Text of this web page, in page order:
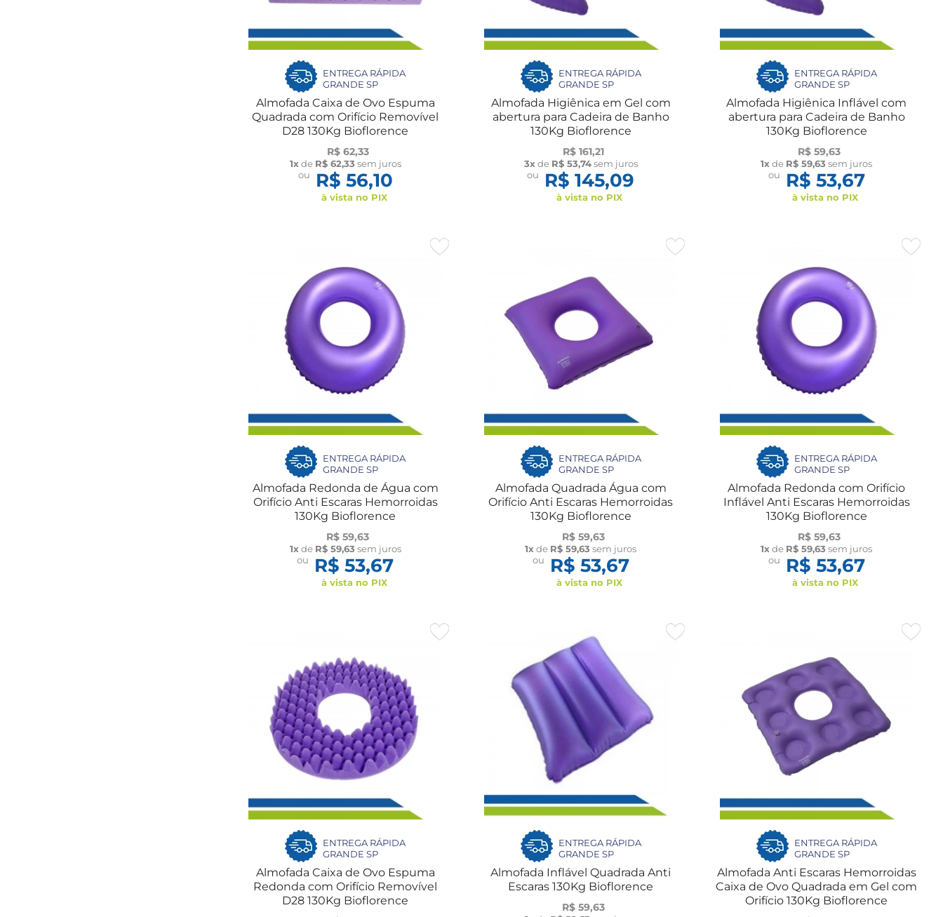
ENTREGA RÁPIDA
GRANDE SP
Almofada Caixa de Ovo Espuma
Quadrada com Orifício Removível
D28 130Kg Bioflorence
R$ 62,33
1xde R$ 62,33 sem juros
ou
R$ 56,10
à vista no PIX
ENTREGA RÁPIDA
GRANDE SP
Almofada Higiênica em Gel com
abertura para Cadeira de Banho
130Kg Bioflorence
R$ 161,21
3xde R$ 53,74sem juros
ou
R$ 145,09
à vista no PIX
ENTREGA RÁPIDA
GRANDE SP
Almofada Higiênica Inflável com
abertura para Cadeira de Banho
130Kg Bioflorence
R$ 59,63
1xde R$ 59,63 sem juros
ou
R$ 53,67
à vista no PIX
ENTREGA RÁPIDA
GRANDE SP
Almofada Redonda de Água com
Orifício Anti Escaras Hemorroidas
130Kg Bioflorence
R$ 59,63
1xde R$ 59,63 sem juros
ou
R$ 53,67
à vista no PIX
ENTREGA RÁPIDA
GRANDE SP
Almofada Quadrada Água com
Orifício Anti Escaras Hemorroidas
130Kg Bioflorence
R$ 59,63
1xde R$ 59,63 sem juros
ou
R$ 53,67
à vista no PIX
ENTREGA RÁPIDA
GRANDE SP
Almofada Redonda com Orifício
Inflável Anti Escaras Hemorroidas
130Kg Bioflorence
R$ 59,63
1xde R$ 59,63 sem juros
ou
R$ 53,67
à vista no PIX
ENTREGA RÁPIDA
GRANDE SP
Almofada Caixa de Ovo Espuma
Redonda com Orifício Removível
D28 130Kg Bioflorence
ENTREGA RÁPIDA
GRANDE SP
Almofada Inflável Quadrada Anti
Escaras 130Kg Bioflorence
R$ 59,63
ENTREGA RÁPIDA
GRANDE SP
Almofada Anti Escaras Hemorroidas
Caixa de Ovo Quadrada em Gel com
Orifício 130Kg Bioflorence